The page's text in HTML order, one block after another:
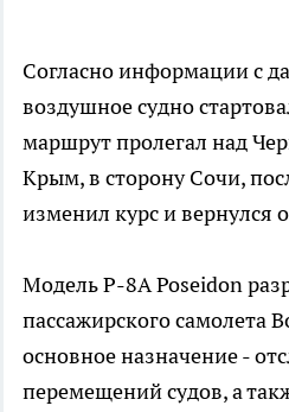
Согласно информации с
воздушное судно
маршрут пролегал над
Крым, в сторону Сочи,
изменил курс и вернулся
Модель P-8A Poseidon
пассажирского самолета
основное назначение -
перемещений судов, а